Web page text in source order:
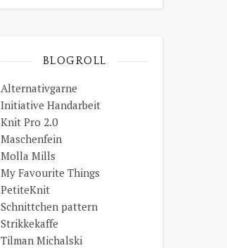
BLOGROLL
Alternativgarne
Initiative Handarbeit
Knit Pro 2.0
Maschenfein
Molla Mills
My Favourite Things
PetiteKnit
Schnittchen pattern
Strikkekaffe
Tilman Michalski